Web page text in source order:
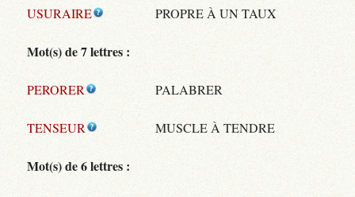
USURAIRE PROPRE À UN TAUX
Mot(s) de 7 lettres :
PERORER PALABRER
TENSEUR MUSCLE À TENDRE
Mot(s) de 6 lettres :